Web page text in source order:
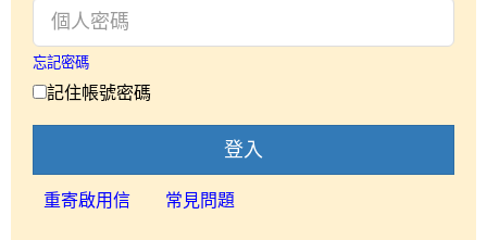
忘記密碼
記住帳號密碼
登入
重寄啟用信 常見問題